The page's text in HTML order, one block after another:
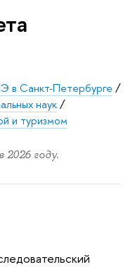
в Санкт-Петербурге /
наук/
и туризмом
году.